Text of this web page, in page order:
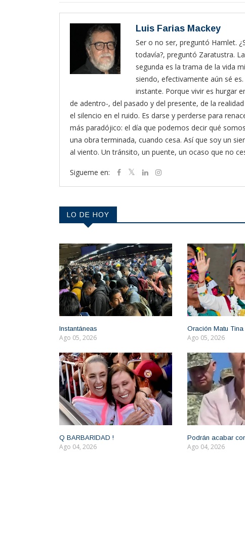
Luis Farias Mackey
Ser o no ser, preguntó Hamlet.
todavía?, preguntó Zaratustra.
segunda es la trama de la vida
siendo, efectivamente aún sé
instante. Porque vivir es hurgar
de adentro-, del pasado y del presente, de la
el silencio en el ruido. Es darse y perderse para
más paradójico: el día que podemos decir qué
una obra terminada, cuando cesa. Así que soy un
al viento. Un tránsito, un puente, un ocaso que no
Sigueme en:
LO DE HOY
Instantáneas
Ago 05, 2026
Oración Matu Tina
Ago 05, 2026
Q BARBARIDAD !
Ago 04, 2026
Podrán acabar
Ago 04, 2026